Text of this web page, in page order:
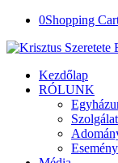
0Shopping
Kezdőlap
RÓLUNK